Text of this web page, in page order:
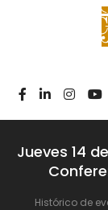
Jueves 14
Histórico de